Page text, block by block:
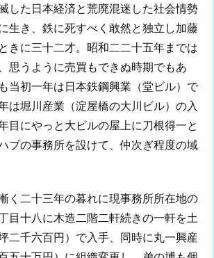
した日本経済と荒廃混迷した社会情勢
生き、鉄に死すべく敢然と独立し加藤
きに三十二才。昭和二二十五年までは
思うように売買もできぬ時期でもあ
当初一年は日本鉄鋼興業（堂ビル）で
は堀川産業（淀屋橋の大川ビル）の入
目にやっと大ビルの屋上に刀根得一と
ブの事務所を設けて、仲次ぎ程度の域
く二十三年の暮れに現事務所所在地の
目十八に木造二階二軒続きの一軒を土
二千六百円）で入手、同時に丸一興産